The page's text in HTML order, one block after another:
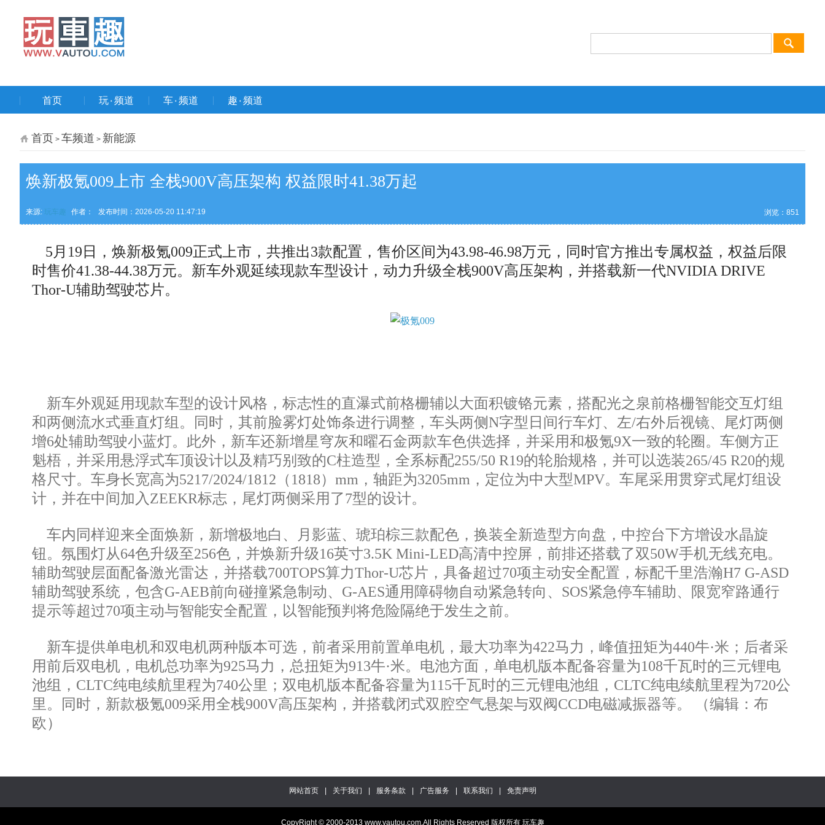
首页 玩۰频道 车۰频道 趣۰频道
首页 > 车频道 > 新能源
焕新极氪009上市 全栈900V高压架构 权益限时41.38万起
来源: 玩车趣 作者： 发布时间：2026-05-20 11:47:19 浏览： 851
5月19日，焕新极氪009正式上市，共推出3款配置，售价区间为43.98-46.98万元，同时官方推出专属权益，权益后限
时售价41.38-44.38万元。新车外观延续现款车型设计，动力升级全栈900V高压架构，并搭载新一代NVIDIA DRIVE
Thor-U辅助驾驶芯片。
新车外观延用现款车型的设计风格，标志性的直瀑式前格栅辅以大面积镀铬元素，搭配光之泉前格栅智能交互灯组
和两侧流水式垂直灯组。同时，其前脸雾灯处饰条进行调整，车头两侧N字型日间行车灯、左/右外后视镜、尾灯两侧
增6处辅助驾驶小蓝灯。此外，新车还新增星穹灰和曜石金两款车色供选择，并采用和极氪9X一致的轮圈。车侧方正
魁梧，并采用悬浮式车顶设计以及精巧别致的C柱造型，全系标配255/50 R19的轮胎规格，并可以选装265/45 R20的规
格尺寸。车身长宽高为5217/2024/1812（1818）mm，轴距为3205mm，定位为中大型MPV。车尾采用贯穿式尾灯组设
计，并在中间加入ZEEKR标志，尾灯两侧采用了7型的设计。
车内同样迎来全面焕新，新增极地白、月影蓝、琥珀棕三款配色，换装全新造型方向盘，中控台下方增设水晶旋
钮。氛围灯从64色升级至256色，并焕新升级16英寸3.5K Mini-LED高清中控屏，前排还搭载了双50W手机无线充电。
辅助驾驶层面配备激光雷达，并搭载700TOPS算力Thor-U芯片，具备超过70项主动安全配置，标配千里浩瀚H7 G-ASD
辅助驾驶系统，包含G-AEB前向碰撞紧急制动、G-AES通用障碍物自动紧急转向、SOS紧急停车辅助、限宽窄路通行
提示等超过70项主动与智能安全配置，以智能预判将危险隔绝于发生之前。
新车提供单电机和双电机两种版本可选，前者采用前置单电机，最大功率为422马力，峰值扭矩为440牛·米；后者采
用前后双电机，电机总功率为925马力，总扭矩为913牛·米。电池方面，单电机版本配备容量为108千瓦时的三元锂电
池组，CLTC纯电续航里程为740公里；双电机版本配备容量为115千瓦时的三元锂电池组，CLTC纯电续航里程为720公
里。同时，新款极氪009采用全栈900V高压架构，并搭载闭式双腔空气悬架与双阀CCD电磁减振器等。 （编辑：布
欧）
网站首页 关于我们 服务条款 广告服务 联系我们 免责声明
CopyRight © 2000-2013 www.vautou.com,All Rights Reserved 版权所有 玩车趣